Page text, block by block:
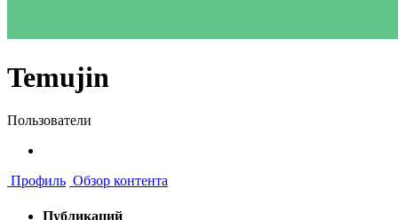
Temujin
Пользователи
Профиль Обзор контента
Публикаций